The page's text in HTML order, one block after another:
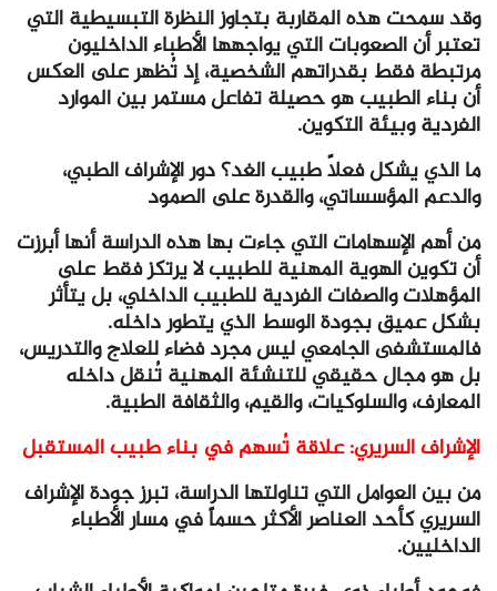
وقد سمحت هذه المقاربة بتجاوز النظرة التبسيطية التي
تعتبر أن الصعوبات التي يواجهها الأطباء الداخليون
مرتبطة فقط بقدراتهم الشخصية، إذ تُظهر على العكس
أن بناء الطبيب هو حصيلة تفاعل مستمر بين الموارد
الفردية وبيئة التكوين.
ما الذي يشكل فعلاً طبيب الغد؟ دور الإشراف الطبي،
والدعم المؤسساتي، والقدرة على الصمود
من أهم الإسهامات التي جاءت بها هذه الدراسة أنها أبرزت
أن تكوين الهوية المهنية للطبيب لا يرتكز فقط على
المؤهلات والصفات الفردية للطبيب الداخلي، بل يتأثر
بشكل عميق بجودة الوسط الذي يتطور داخله.
فالمستشفى الجامعي ليس مجرد فضاء للعلاج والتدريس،
بل هو مجال حقيقي للتنشئة المهنية تُنقل داخله
المعارف، والسلوكيات، والقيم، والثقافة الطبية.
الإشراف السريري: علاقة تُسهم في بناء طبيب المستقبل
من بين العوامل التي تناولتها الدراسة، تبرز جودة الإشراف
السريري كأحد العناصر الأكثر حسماً في مسار الأطباء
الداخليين.